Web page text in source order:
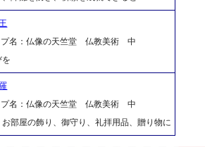
名：仏像の天竺堂 仏教美術 中
を
名：仏像の天竺堂 仏教美術 中
部屋の飾り、御守り、礼拝用品、贈り物に